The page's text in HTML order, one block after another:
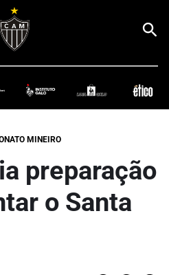
MINEIRO
preparação
o Santa